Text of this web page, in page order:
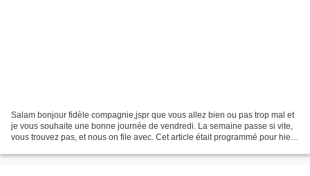
Salam bonjour fidèle compagnie,jspr que vous allez bien ou pas trop mal et
je vous souhaite une bonne journée de vendredi. La semaine passe si vite,
vous trouvez pas, et nous on file avec. Cet article était programmé pour hier